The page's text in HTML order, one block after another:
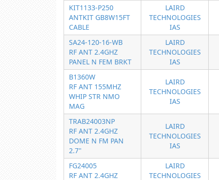
KIT1133-P250
ANTKIT GB8W15FT
CABLE
LAIRD
TECHNOLOGIES
IAS
SA24-120-16-WB
RF ANT 2.4GHZ
PANEL N FEM BRKT
LAIRD
TECHNOLOGIES
IAS
B1360W
RF ANT 155MHZ
WHIP STR NMO
MAG
LAIRD
TECHNOLOGIES
IAS
TRAB24003NP
RF ANT 2.4GHZ
DOME N FM PAN
2.7"
LAIRD
TECHNOLOGIES
IAS
FG24005
RF ANT 2.4GHZ
LAIRD
TECHNOLOGIES